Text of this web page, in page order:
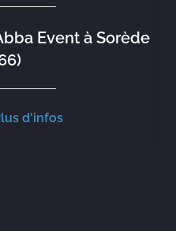
Event à Sorède
d'infos